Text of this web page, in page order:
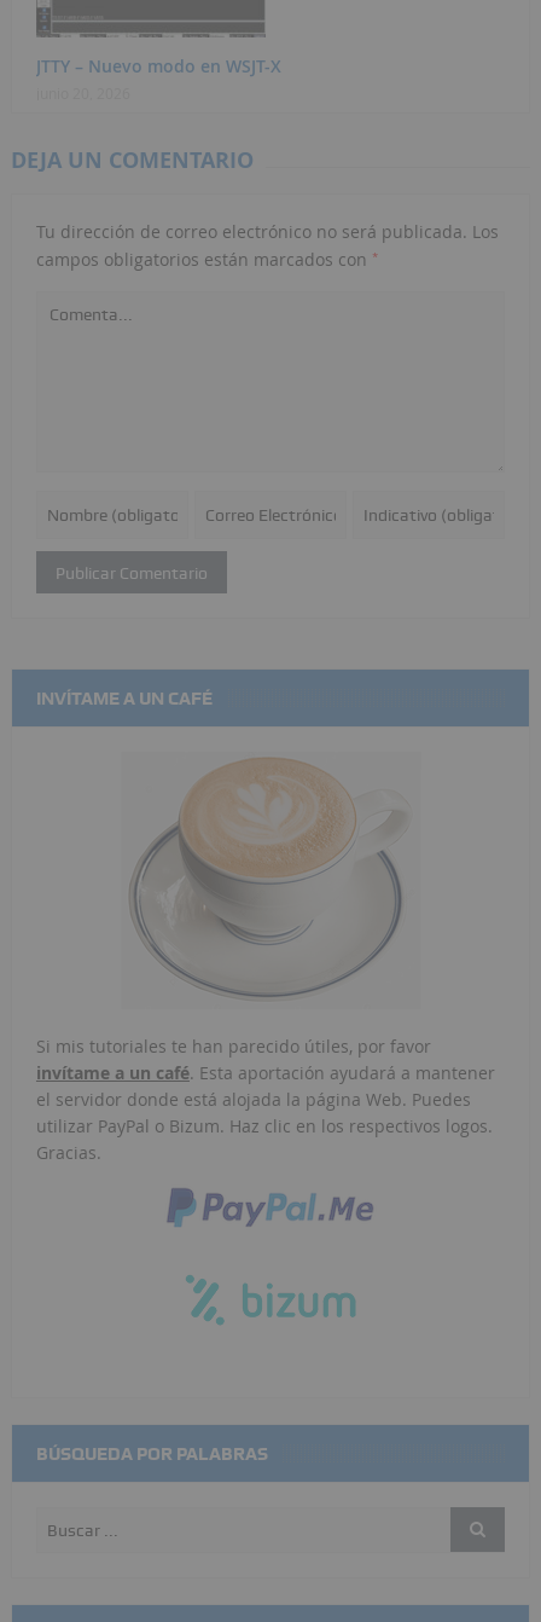
JTTY – Nuevo modo en WSJT-X
DEJA UN COMENTARIO
Tu dirección de correo electrónico no será publicada. Los
campos obligatorios están marcados con *
INVÍTAME A UN CAFÉ
Si mis tutoriales te han parecido útiles, por favor
invítame a un café. Esta aportación ayudará a mantener
el servidor donde está alojada la página Web. Puedes
utilizar PayPal o Bizum. Haz clic en los respectivos logos.
Gracias.
BÚSQUEDA POR PALABRAS